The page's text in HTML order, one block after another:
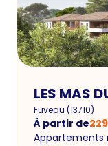
LES MAS
Fuveau (13710)
À partir de
Appartements